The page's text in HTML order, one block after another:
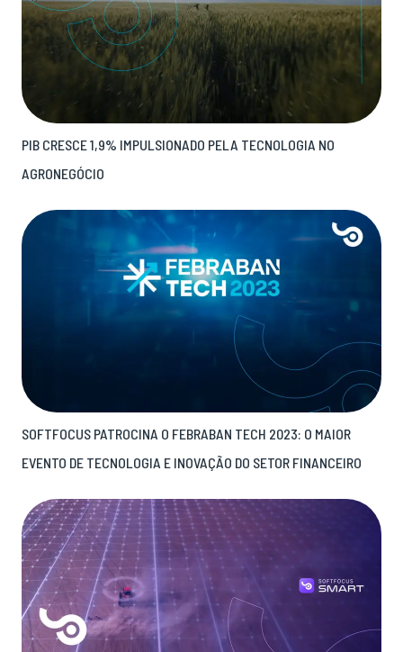
PIB CRESCE 1,9% IMPULSIONADO PELA TECNOLOGIA NO
AGRONEGÓCIO
SOFTFOCUS PATROCINA O FEBRABAN TECH 2023: O MAIOR
EVENTO DE TECNOLOGIA E INOVAÇÃO DO SETOR FINANCEIRO